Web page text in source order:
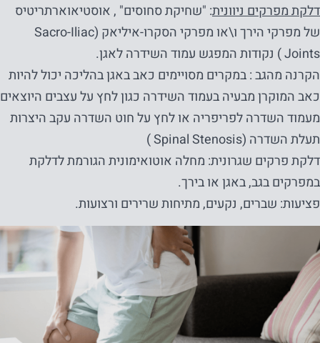
דלקת מפרקים ניוונית: "שחיקת סחוסים" , אוסטיאוארתריטיס
של מפרקי הירך ו\או מפרקי הסקרו-איליאק (Sacro-Iliac
Joints ) נקודות המפגש עמוד השידרה לאגן.
הקרנה מהגב : במקרים מסויימים כאב באגן בהליכה יכול להיות
כאב המוקרן מבעיה בעמוד השידרה כגון לחץ על עצבים היוצאים
מעמוד השדרה לפריפריה או לחץ על חוט השדרה עקב היצרות
תעלת השדרה (Spinal Stenosis )
דלקת פרקים שגרונית: מחלה אוטואימונית הגורמת לדלקת
במפרקים בגב, באגן או בירך.
פציעות: שברים, נקעים, מתיחות שרירים ורצועות.